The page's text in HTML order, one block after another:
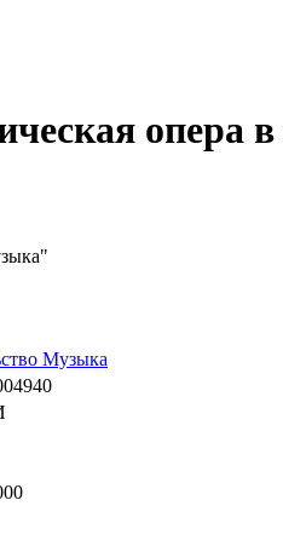
опера в
Музыка